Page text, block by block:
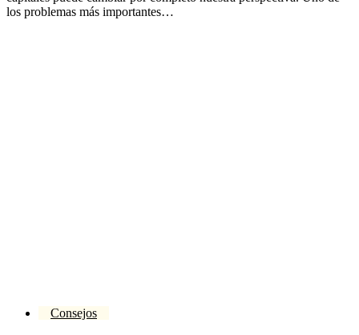
los problemas más importantes…
Consejos